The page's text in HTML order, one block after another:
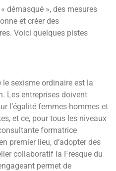
démasqué », des mesures
et créer des
Voici quelques pistes
sexisme ordinaire est la
Les entreprises doivent
l’égalité femmes-hommes et
et ce, pour tous les niveaux
formatrice
premier lieu, d’adopter des
collaboratif la Fresque du
permet de